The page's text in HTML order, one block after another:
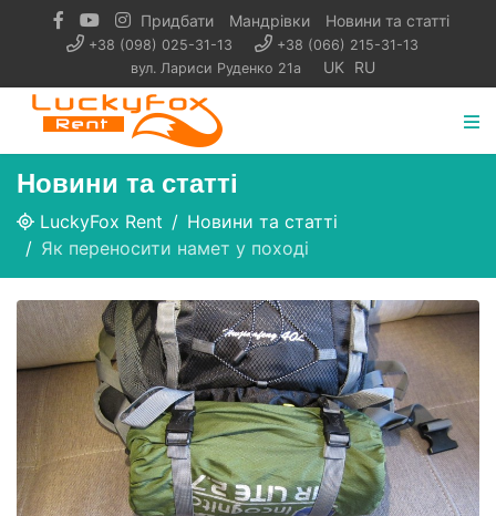
Придбати Мандрівки Новини та статті
+38 (098) 025-31-13
+38 (066) 215-31-13
вул. Лариси Руденко 21а
UK RU
Новини та статті
LuckyFox Rent
Новини та статті
Як переносити намет у поході